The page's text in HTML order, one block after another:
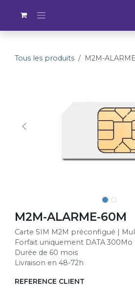
Tous les produits M2M-
M2M-ALARME-60M
Carte SIM M2M préconfigué |
Forfait uniquement DATA 300Mo
Durée de 60 mois
Livraison en 48-72h
REFERENCE CLIENT